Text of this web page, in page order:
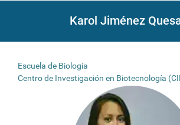
Karol Jiménez
Escuela de Biología
Centro de Investigación en Biotecnología